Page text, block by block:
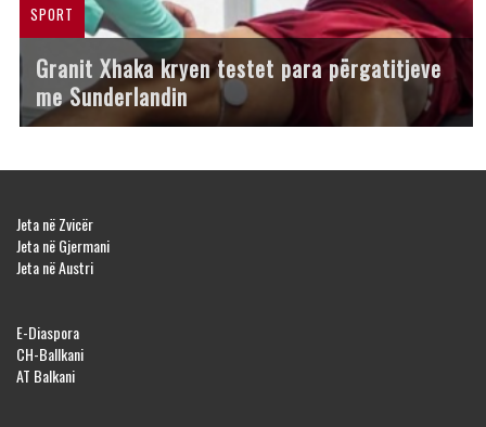
SPORT
Granit Xhaka kryen testet para përgatitjeve
me Sunderlandin
Jeta në Zvicër
Jeta në Gjermani
Jeta në Austri
E-Diaspora
CH-Ballkani
AT Balkani